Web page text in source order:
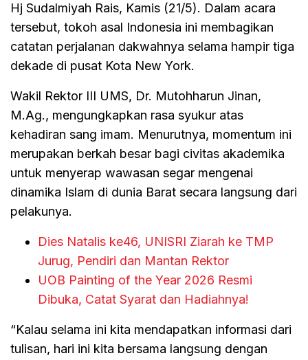
Hj Sudalmiyah Rais, Kamis (21/5). Dalam acara
tersebut, tokoh asal Indonesia ini membagikan
catatan perjalanan dakwahnya selama hampir tiga
dekade di pusat Kota New York.
Wakil Rektor III UMS, Dr. Mutohharun Jinan,
M.Ag., mengungkapkan rasa syukur atas
kehadiran sang imam. Menurutnya, momentum ini
merupakan berkah besar bagi civitas akademika
untuk menyerap wawasan segar mengenai
dinamika Islam di dunia Barat secara langsung dari
pelakunya.
Dies Natalis ke46, UNISRI Ziarah ke TMP
Jurug, Pendiri dan Mantan Rektor
UOB Painting of the Year 2026 Resmi
Dibuka, Catat Syarat dan Hadiahnya!
“Kalau selama ini kita mendapatkan informasi dari
tulisan, hari ini kita bersama langsung dengan